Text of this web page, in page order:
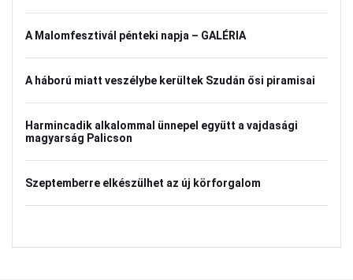
A Malomfesztivál pénteki napja – GALÉRIA
A háború miatt veszélybe kerültek Szudán ősi piramisai
Harmincadik alkalommal ünnepel együtt a vajdasági
magyarság Palicson
Szeptemberre elkészülhet az új körforgalom